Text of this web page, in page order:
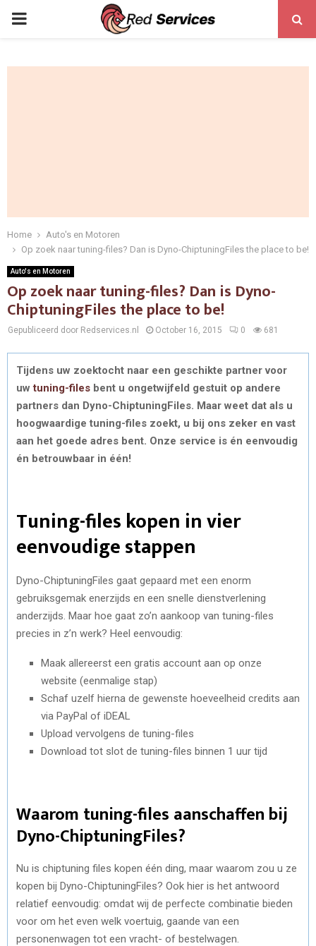
PRIMARY
Home
Auto's en Motoren
Op zoek naar tuning-files? Dan is Dyno-ChiptuningFiles the place to be!
Auto's en Motoren
Op zoek naar tuning-files? Dan is Dyno-
ChiptuningFiles the place to be!
Gepubliceerd door Redservices.nl October 16, 2015 0 681
Tijdens uw zoektocht naar een geschikte partner voor
uwtuning-files bent u ongetwijfeld gestuit op andere
partners dan Dyno-ChiptuningFiles. Maar weet dat als u
hoogwaardige tuning-files zoekt, u bij ons zeker en vast
aan het goede adres bent. Onze service is én eenvoudig
én betrouwbaar in één!
Tuning-files kopen in vier
eenvoudige stappen
Dyno-ChiptuningFiles gaat gepaard met een enorm
gebruiksgemak enerzijds en een snelle dienstverlening
anderzijds. Maar hoe gaat zo’n aankoop van tuning-files
precies in z’n werk? Heel eenvoudig:
Maak allereerst een gratis account aan op onze
website (eenmalige stap)
Schaf uzelf hierna de gewenste hoeveelheid credits aan
via PayPal of iDEAL
Upload vervolgens de tuning-files
Download tot slot de tuning-files binnen 1 uur tijd
Waarom tuning-files aanschaffen bij
Dyno-ChiptuningFiles?
Nu is chiptuning files kopen één ding, maar waarom zou u ze
kopen bij Dyno-ChiptuningFiles? Ook hier is het antwoord
relatief eenvoudig: omdat wij de perfecte combinatie bieden
voor om het even welk voertuig, gaande van een
personenwagen tot een vracht- of bestelwagen.